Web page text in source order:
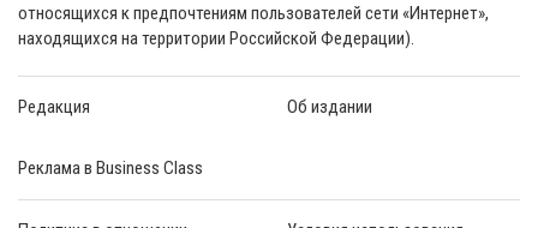
относящихся к предпочтениям пользователей сети «Интернет»,
находящихся на территории Российской Федерации).
Редакция Об издании
Реклама в Business Class